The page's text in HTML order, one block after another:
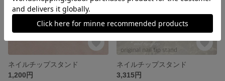
ネイルチップスタンド
1,200円
ネイルチップスタンド
3,315円